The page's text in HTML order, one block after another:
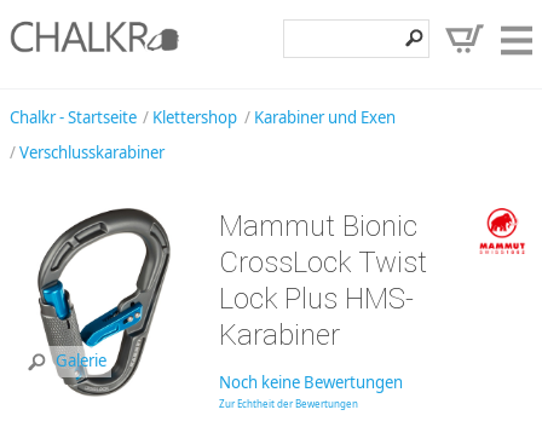
Entdecken
Angebote
Hilfe, Kontakt
Wunschzettel
Chalkr - Startseite Klettershop
Karabiner und Exen
Verschlusskarabiner
Galerie
Mammut Bionic
CrossLock Twist
Lock Plus HMS-
Karabiner
Noch keine Bewertungen
Zur Echtheit der Bewertungen